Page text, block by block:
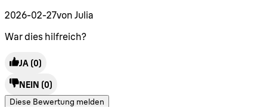
2026-02-27von Julia
War dies hilfreich?
JA (0)
NEIN (0)
Diese Bewertung melden